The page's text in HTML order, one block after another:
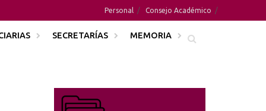
Personal Consejo Académico
SECRETARÍAS MEMORIA